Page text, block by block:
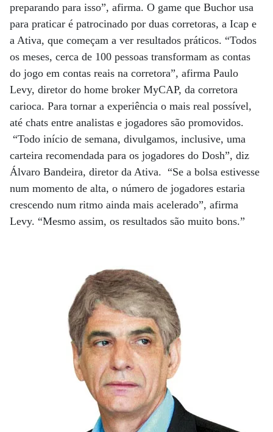
preparando para isso”, afirma. O game que Buchor usa
para praticar é patrocinado por duas corretoras, a Icap e
a Ativa, que começam a ver resultados práticos. “Todos
os meses, cerca de 100 pessoas transformam as contas
do jogo em contas reais na corretora”, afirma Paulo
Levy, diretor do home broker MyCAP, da corretora
carioca. Para tornar a experiência o mais real possível,
até chats entre analistas e jogadores são promovidos.
“Todo início de semana, divulgamos, inclusive, uma
carteira recomendada para os jogadores do Dosh”, diz
Álvaro Bandeira, diretor da Ativa. “Se a bolsa estivesse
num momento de alta, o número de jogadores estaria
crescendo num ritmo ainda mais acelerado”, afirma
Levy. “Mesmo assim, os resultados são muito bons.”